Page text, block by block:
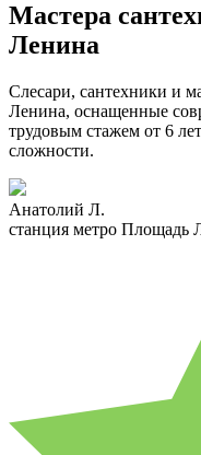
Мастера
Ленина
Слесари, сантехники и
Ленина, оснащенные
трудовым стажем от 6
сложности.
Анатолий Л.
станция метро Площадь